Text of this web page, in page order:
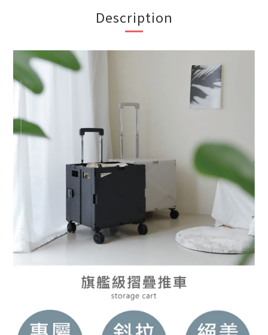
Description